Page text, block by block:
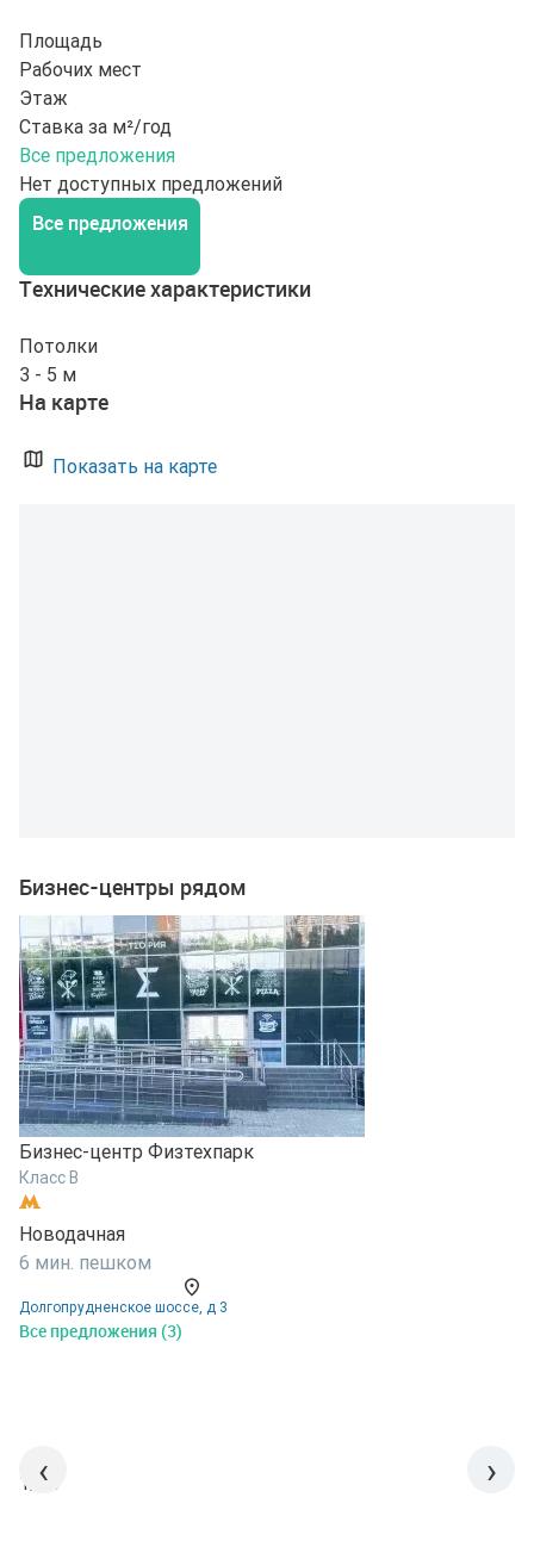
Площадь
Рабочих мест
Этаж
Ставка за м²/год
Все предложения
Нет доступных предложений
Все предложения
Технические характеристики
Потолки
3 - 5 м
На карте
Показать на карте
Бизнес-центры рядом
Бизнес-центр Физтехпарк
Класс B
Новодачная
6 мин. пешком
Долгопрудненское шоссе, д 3
Все предложения (3)
‹ ›
1/15